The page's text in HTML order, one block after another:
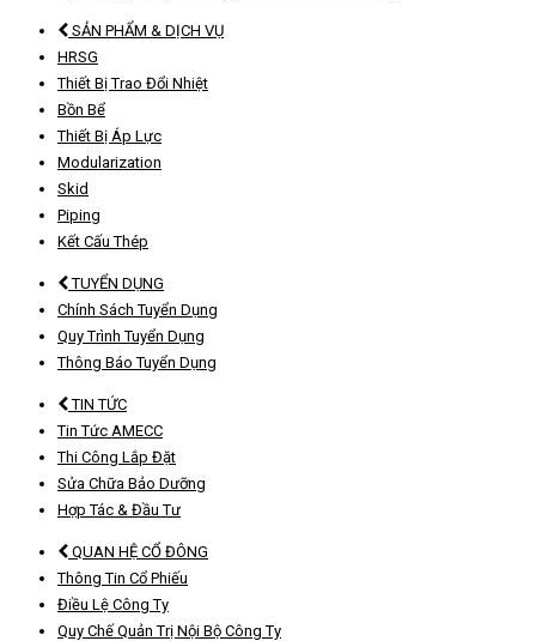
SẢN PHẨM & DỊCH VỤ
HRSG
Thiết Bị Trao Đổi Nhiệt
Bồn Bể
Thiết Bị Áp Lực
Modularization
Skid
Piping
Kết Cấu Thép
TUYỂN DỤNG
Chính Sách Tuyển Dụng
Quy Trình Tuyển Dụng
Thông Báo Tuyển Dụng
TIN TỨC
Tin Tức AMECC
Thi Công Lắp Đặt
Sửa Chữa Bảo Dưỡng
Hợp Tác & Đầu Tư
QUAN HỆ CỔ ĐÔNG
Thông Tin Cổ Phiếu
Điều Lệ Công Ty
Quy Chế Quản Trị Nội Bộ Công Ty